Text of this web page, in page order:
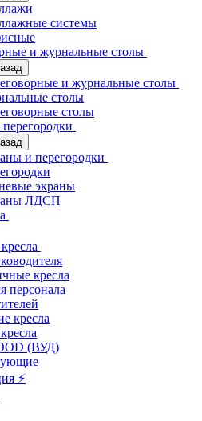
системы
и журнальные столы
и журнальные столы
столы
столы
и перегородки
экраны
ЛДСП
кресла
персонала
кресла
(ВУД)
⚡